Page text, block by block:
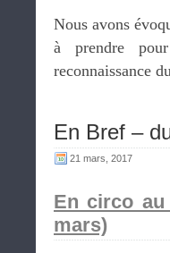
Nous avons
à prendre
reconnaissance
En Bref –
21 mars, 2017
En circo
mars)